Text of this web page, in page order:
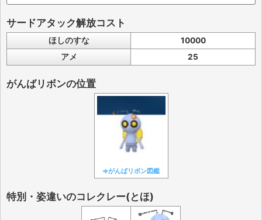
サードアタック解放コスト
ほしのすな
10000
アメ
25
がんばリボンの位置
⇒がんばリボン図鑑
特別・姿違いのコレクレー(とほ)